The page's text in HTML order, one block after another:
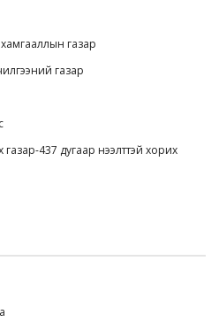
газар
газар
437 дугаар нээлттэй хорих